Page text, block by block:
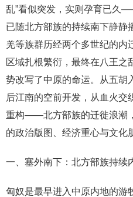
乱”看似突发，实则孕育已久
已随北方部族的持续南下静静
羌等族群历经两个多世纪的内
区域扎根繁衍，最终在八王之
势改写了中原的命运。从五胡
后江南的空前开发，从血火交
重构——北方部族的迁徙浪潮
的政治版图、经济重心与文化
一、塞外南下：北方部族持续
匈奴是最早进入中原内地的游